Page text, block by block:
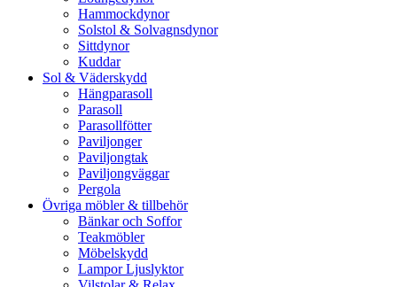
Hammockdynor
Solstol & Solvagnsdynor
Sittdynor
Kuddar
Sol & Väderskydd
Hängparasoll
Parasoll
Parasollfötter
Paviljonger
Paviljongtak
Paviljongväggar
Pergola
Övriga möbler & tillbehör
Bänkar och Soffor
Teakmöbler
Möbelskydd
Lampor Ljuslyktor